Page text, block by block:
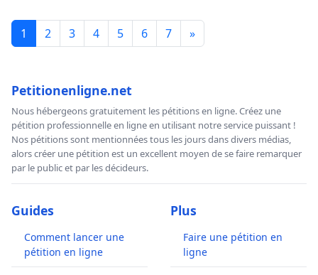
1 2 3 4 5 6 7 »
Petitionenligne.net
Nous hébergeons gratuitement les pétitions en ligne. Créez une
pétition professionnelle en ligne en utilisant notre service puissant !
Nos pétitions sont mentionnées tous les jours dans divers médias,
alors créer une pétition est un excellent moyen de se faire remarquer
par le public et par les décideurs.
Guides
Comment lancer une
pétition en ligne
Plus
Faire une pétition en
ligne